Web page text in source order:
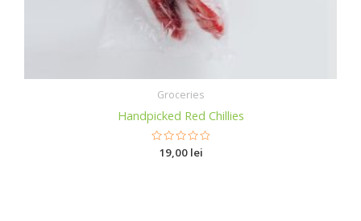
Groceries
Handpicked Red Chillies
R19,00 lei